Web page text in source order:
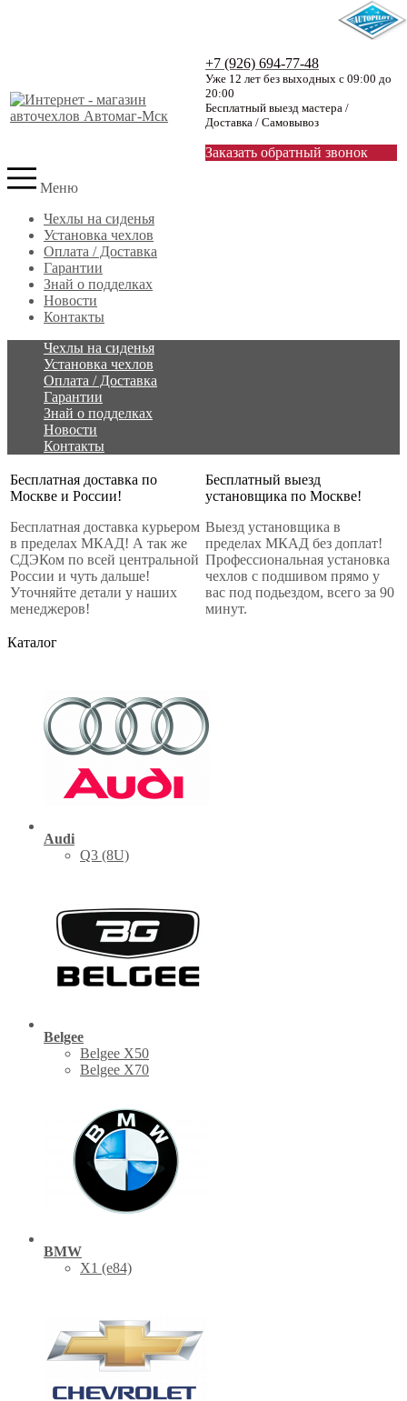
+7 (926) 694-77-48
Уже 12 лет без выходных с 09:00 до
20:00
Бесплатный выезд мастера /
Доставка / Самовывоз
Заказать обратный звонок
Меню
Чехлы на сиденья
Установка чехлов
Оплата / Доставка
Гарантии
Знай о подделках
Новости
Контакты
Чехлы на сиденья
Установка чехлов
Оплата / Доставка
Гарантии
Знай о подделках
Новости
Контакты
Бесплатная доставка по
Москве и России!
Бесплатная доставка курьером
в пределах МКАД! А так же
СДЭКом по всей центральной
России и чуть дальше!
Уточняйте детали у наших
менеджеров!
Бесплатный выезд
установщика по Москве!
Выезд установщика в
пределах МКАД без доплат!
Профессиональная установка
чехлов с подшивом прямо у
вас под подьездом, всего за 90
минут.
Каталог
Audi
Q3 (8U)
Belgee
Belgee X50
Belgee X70
BMW
X1 (е84)